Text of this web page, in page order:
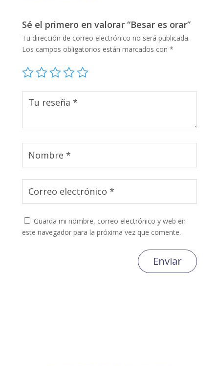
Sé el primero en valorar “Besar es orar”
Tu dirección de correo electrónico no será publicada.
Los campos obligatorios están marcados con *
Guarda mi nombre, correo electrónico y web en
este navegador para la próxima vez que comente.
Enviar